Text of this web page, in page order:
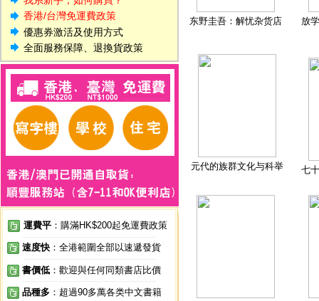
香港/台灣免運費政策
優惠券激活及使用方式
全面服務保障、退換貨政策
運費平 ：購滿HK$200起免運費政策
速度快 ：全港範圍全部以速遞發貨
書價低 ：歡迎與任何同類書店比價
品種多 ：超過90多萬各类中文書籍
东野圭吾：解忧杂货店 放
元代的族群文化与科举 七